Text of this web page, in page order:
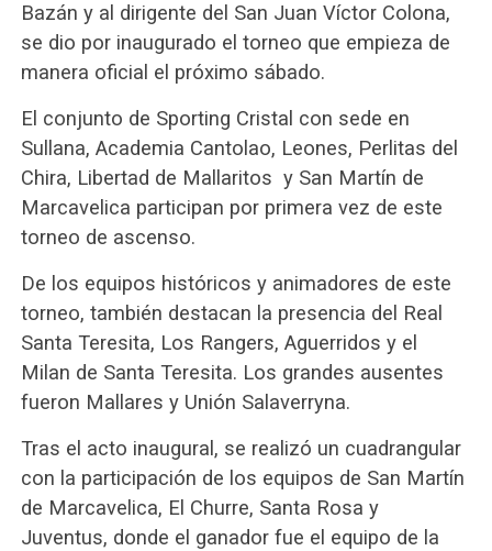
Bazán y al dirigente del San Juan Víctor Colona,
se dio por inaugurado el torneo que empieza de
manera oficial el próximo sábado.
El conjunto de Sporting Cristal con sede en
Sullana, Academia Cantolao, Leones, Perlitas del
Chira, Libertad de Mallaritos y San Martín de
Marcavelica participan por primera vez de este
torneo de ascenso.
De los equipos históricos y animadores de este
torneo, también destacan la presencia del Real
Santa Teresita, Los Rangers, Aguerridos y el
Milan de Santa Teresita. Los grandes ausentes
fueron Mallares y Unión Salaverryna.
Tras el acto inaugural, se realizó un cuadrangular
con la participación de los equipos de San Martín
de Marcavelica, El Churre, Santa Rosa y
Juventus, donde el ganador fue el equipo de la